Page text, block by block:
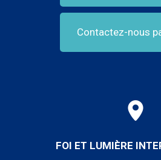
Contactez-nous
FOI ET LUMIÈRE